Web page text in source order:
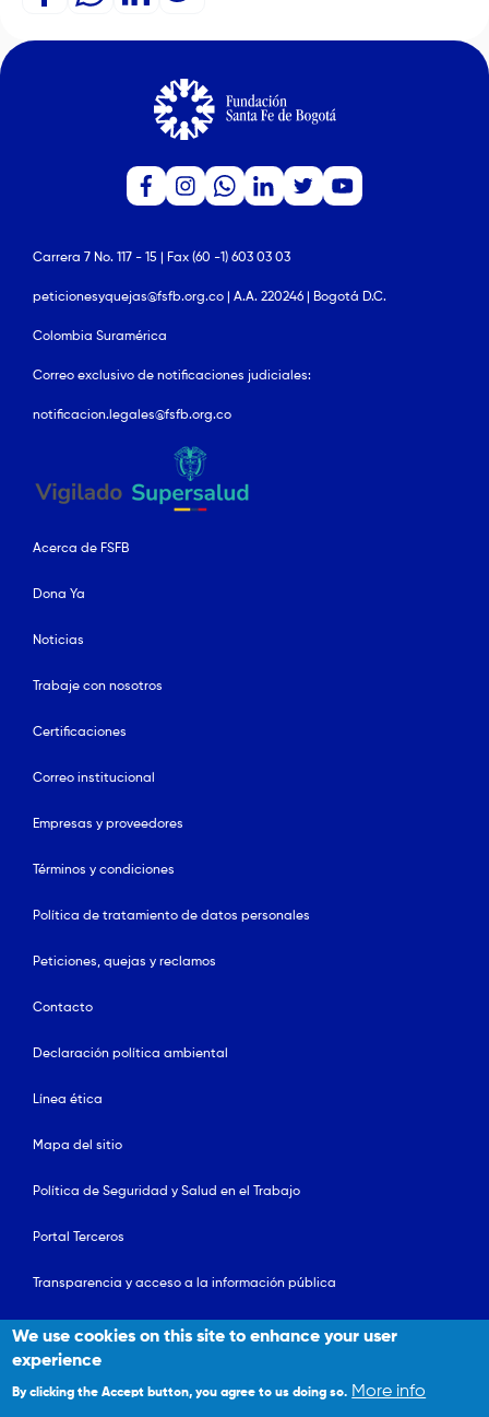
Fundación Santa Fe de Bogotá© 2026. Todos los derechos
Carrera 7 No. 117 - 15 | Fax (60 -1) 603 03 03
peticionesyquejas@fsfb.org.co | A.A. 220246 | Bogotá D.C.
Colombia Suramérica
Correo exclusivo de notificaciones judiciales:
notificacion.legales@fsfb.org.co
Acerca de FSFB
Dona Ya
Noticias
Trabaje con nosotros
Certificaciones
Correo institucional
Empresas y proveedores
Términos y condiciones
Política de tratamiento de datos personales
Peticiones, quejas y reclamos
Contacto
Declaración política ambiental
Línea ética
Mapa del sitio
Política de Seguridad y Salud en el Trabajo
Portal Terceros
Transparencia y acceso a la información pública
We use cookies on this site to enhance your user
experience
By clicking the Accept button, you agree to us doing so. More info